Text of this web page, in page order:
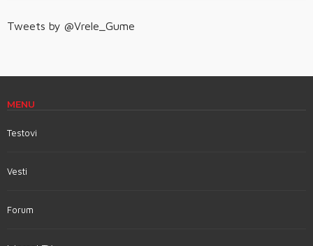
Tweets by @Vrele_Gume
MENU
Testovi
Vesti
Forum